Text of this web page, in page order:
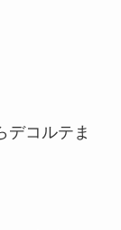
デコルテま